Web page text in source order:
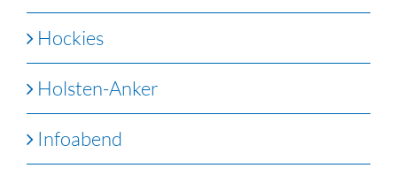
Hockies
Holsten-Anker
Infoabend